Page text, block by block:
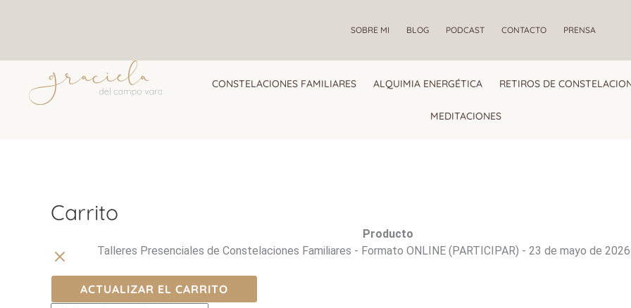
SOBRE MI BLOG PODCAST CONTACTO PRENSA
CONSTELACIONES FAMILIARES ALQUIMIA ENERGÉTICA RETIROS DE
MEDITACIONES
Carrito
artículo
Producto
Talleres Presenciales de Constelaciones Familiares - Formato ONLINE (PARTICIPAR) - 23 de mayo de
ACTUALIZAR EL CARRITO